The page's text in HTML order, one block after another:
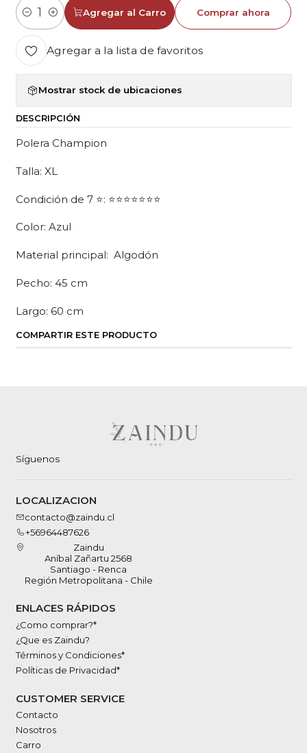
Cantidad
Agregar al Carro Comprar ahora
Agregar a la lista de favoritos
Mostrar stock de ubicaciones
DESCRIPCIÓN
Polera Champion
Talla: XL
Condición de 7 ⭐: ⭐⭐⭐⭐⭐⭐⭐
Color: Azul
Material principal: Algodón
Pecho: 45 cm
Largo: 60 cm
COMPARTIR ESTE PRODUCTO
Síguenos
LOCALIZACION
contacto@zaindu.cl
+56964487626
Zaindu
Aníbal Zañartu 2568
Santiago - Renca
Región Metropolitana - Chile
ENLACES RÁPIDOS
¿Como comprar?*
¿Que es Zaindu?
Términos y Condiciones*
Políticas de Privacidad*
CUSTOMER SERVICE
Contacto
Nosotros
Carro